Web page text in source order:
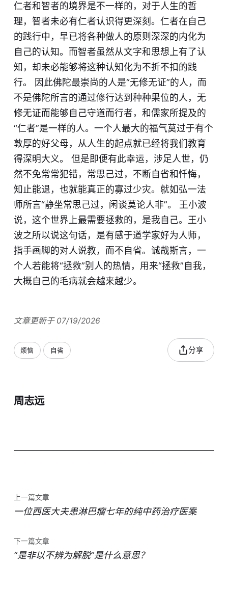
仁者和智者的境界是不一样的，对于人生的哲
理，智者未必有仁者认识得更深刻。仁者在自己
的践行中，早已将各种做人的原则深深的内化为
自己的认知。而智者虽然从文字和思想上有了认
知，却未必能够将这种认知化为不折不扣的践
行。 因此佛陀最崇尚的人是“无修无证”的人，而
不是佛陀所言的通过修行达到种种果位的人，无
修无证而能够自己守道而行者，和儒家所提及的
“仁者”是一样的人。一个人最大的福气莫过于有个
敦厚的好父母，从人生的起点就已经将我们教育
得深明大义。 但是即便有此幸运，涉足人世，仍
然不免常常犯错，常思己过，不断自省和忏悔，
知止能退，也就能真正的寡过少灾。就如弘一法
师所言“静坐常思己过，闲谈莫论人非”。 王小波
说，这个世界上最需要拯救的，是我自己。王小
波之所以说这句话，是有感于道学家好为人师，
指手画脚的对人说教，而不自省。诚哉斯言，一
个人若能将“拯救”别人的热情，用来“拯救”自我，
大概自己的毛病就会越来越少。
文章更新于 07/19/2026
烦恼 自省 分享
周志远
上一篇文章
一位西医大夫患淋巴瘤七年的纯中药治疗医案
下一篇文章
“是非以不辨为解脱”是什么意思？